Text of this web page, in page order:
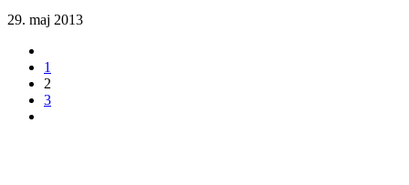
29. maj 2013
1
2
3